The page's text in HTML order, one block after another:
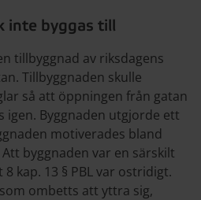
inte byggas till
tillbyggnad av riksdagens
Tillbyggnaden skulle
så att öppningen från gatan
igen. Byggnaden utgjorde ett
motiverades bland
byggnaden var en särskilt
kap. 13 § PBL var ostridigt.
ombetts att yttra sig,